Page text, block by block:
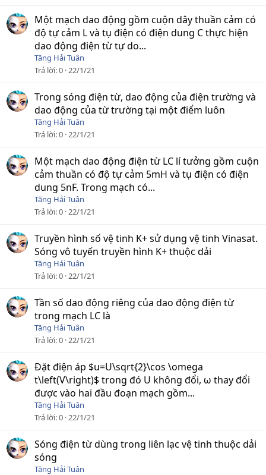
Một mạch dao động gồm cuộn dây thuần cảm có
độ tự cảm L và tụ điện có điện dung C thực hiện
dao động điện từ tự do...
Tăng Hải Tuân
Trả lời 0 22/1/21
Trong sóng điện từ, dao động của điện trường và
dao động của từ trường tại một điểm luôn
Tăng Hải Tuân
Trả lời 0 22/1/21
Một mạch dao động điện từ LC lí tưởng gồm cuộn
cảm thuần có độ tự cảm 5mH và tụ điện có điện
dung 5nF. Trong mạch có...
Tăng Hải Tuân
Trả lời 0 22/1/21
Truyền hình số vệ tinh K+ sử dụng vệ tinh Vinasat.
Sóng vô tuyến truyền hình K+ thuộc dải
Tăng Hải Tuân
Trả lời 0 22/1/21
Tần số dao động riêng của dao động điện từ
trong mạch LC là
Tăng Hải Tuân
Trả lời 0 22/1/21
Đặt điện áp $u=U\sqrt{2}\cos \omega
t\left(V\right)$ trong đó U không đổi, ω thay đổi
được vào hai đầu đoạn mạch gồm...
Tăng Hải Tuân
Trả lời 0 22/1/21
Sóng điện từ dùng trong liên lạc vệ tinh thuộc dải
sóng
Tăng Hải Tuân